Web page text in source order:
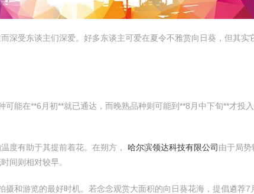
深受东谈主们深爱。好多东谈主可爱在夏令不雅赏向日葵，但其
能在**6月初**就已通达，而晚熟品种则可能到**8月中下旬**才投
度有助于其提前着花。在朔方， 哈尔滨领达科技有限公司 由于局势
间则相对较早。
和游览的最好时机。若念念观赏大面积的向日葵花海，提倡遴荐7